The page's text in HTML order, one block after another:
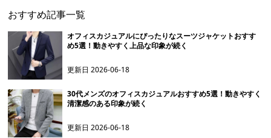
おすすめ記事一覧
オフィスカジュアルにぴったりなスーツジャケットおすす
め5選！動きやすく上品な印象が続く
更新日2026-06-18
30代メンズのオフィスカジュアルおすすめ5選！動きやすく
清潔感のある印象が続く
更新日2026-06-18